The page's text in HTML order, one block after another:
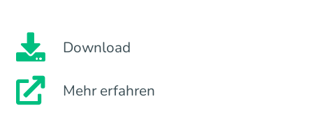
Download
Mehr erfahren